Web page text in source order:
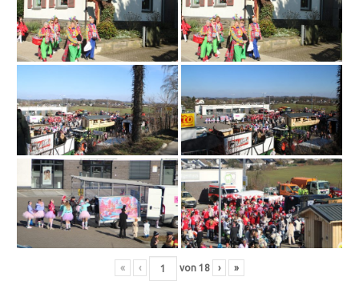
« ‹ von 18 › »